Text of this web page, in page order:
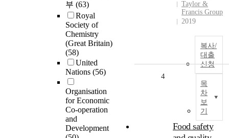
부 (63)
Royal
Society of
Chemistry
(Great Britain)
(58)
United
Nations (56)
Organisation
for Economic
Co-operation
and
Development
Taylor &
Francis Group
2019
복사/
대출
신청
목
차
보
기
4
Food safety